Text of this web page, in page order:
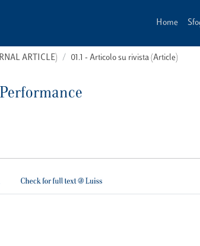
Home
ARTICLE) 01.1 - Articolo su rivista (Article)